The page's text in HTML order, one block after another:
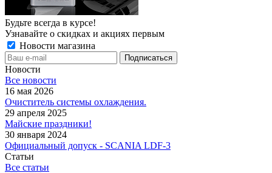
Будьте всегда в курсе!
Узнавайте о скидках и акциях первым
Новости магазина
Новости
Все новости
16 мая 2026
Очиститель системы охлаждения.
29 апреля 2025
Майские праздники!
30 января 2024
Официальный допуск - SCANIA LDF-3
Статьи
Все статьи